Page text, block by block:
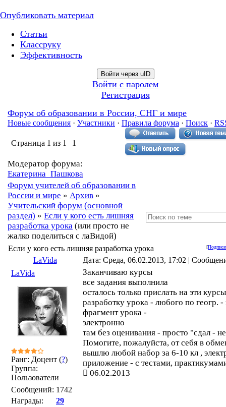
Опубликовать материал
Статьи
Классруку
Эффективность
Войти через uID
Войти с паролем
Регистрация
Форум об образовании в России, СНГ и мире
Новые сообщения · Участники · Правила форума · Поиск ·
Страница 1 из 1 1
Модератор форума:
Екатерина_Пашкова
Форум учителей об образовании в
России и мире » Архив »
Учительский форум (основной
раздел) » Если у кого есть лишняя
разработка урока (или просто не
жалко поделиться с лаВидой)
[
Если у кого есть лишняя разработка урока
LaVida
Дата: Среда, 06.02.2013, 17:02 |
LaVida
Ранг: Доцент (?)
Группа:
Пользователи
Сообщений: 1742
Награды:
29
Заканчиваю курсы
все задания выполнила
осталось только прислать на эти курсы
разработку урока - любого по геогр. -
фрагмент урока -
электронно
там без оценивания - просто "сдал -
Помогите, пожалуйста, от себя в
вышлю любой набор за 6-10 кл ,
приложение - с тестами,
06.02.2013